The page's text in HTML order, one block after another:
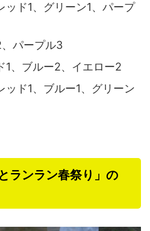
ッド1、グリーン1、パープ
パープル3
1、ブルー2、イエロー2
ッド1、ブルー1、グリーン
ランラン春祭り」の